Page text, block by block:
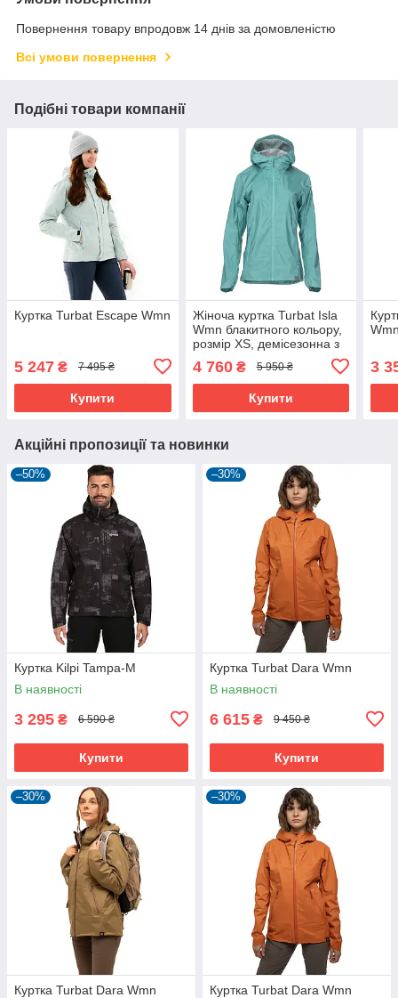
Повернення товару впродовж 14 днів за домовленістю
Всі умови повернення
Подібні товари компанії
Куртка Turbat Escape Wmn
5 247 ₴ 7 495 ₴
Купити
Жіноча куртка Turbat Isla
Wmn блакитного кольору,
розмір XS, демісезонна з
4 760₴ 5 950 ₴
Купити
3
Акційні пропозиції та новинки
–50%
Куртка Kilpi Tampa-M
В наявності
3 295 ₴ 6 590 ₴
Купити
–30%
Куртка Turbat Dara Wmn
В наявності
6 615 ₴ 9 450 ₴
Купити
–30%
Куртка Turbat Dara Wmn
–30%
Куртка Turbat Dara Wmn